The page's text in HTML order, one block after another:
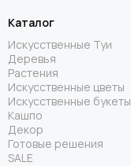
Каталог
Искусственные Туи
Деревья
Растения
Искусственные цветы
Искусственные букеты
Кашпо
Декор
Готовые решения
SALE